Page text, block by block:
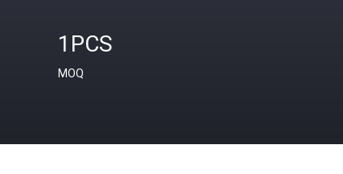
1PCS
MOQ